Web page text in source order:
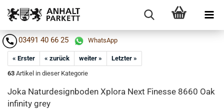
03491 40 66 25 WhatsApp
« Erster « zurück weiter »
Letzter »
63 Artikel in dieser Kategorie
Joka Na­tur­de­sign­bo­den Xplo­ra Next Fi­nes­se 8660 Oak
in­fi­ni­ty grey